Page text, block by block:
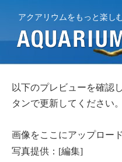
アクアリウムをもっと楽し
以下のプレビューを確認
タンで更新してください。
画像をここにアップロード
写真提供：[編集]